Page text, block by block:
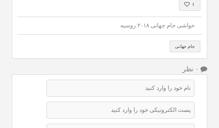
minute,
۱
حواشی جام جهانی ۲۰۱۸ روسیه
جام جهانی
۰ نظر